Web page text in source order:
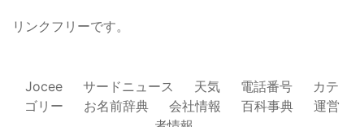
リンクフリーです。
Jocee サードニュース 天気 電話番号
カテ
ゴリー
お名前辞典 会社情報 百科事典
運営